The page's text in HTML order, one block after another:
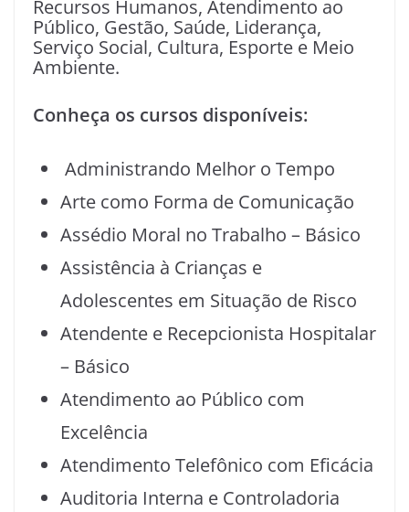
Recursos Humanos, Atendimento ao
Público, Gestão, Saúde, Liderança,
Serviço Social, Cultura, Esporte e Meio
Ambiente.
Conheça os cursos disponíveis:
Administrando Melhor o Tempo
Arte como Forma de Comunicação
Assédio Moral no Trabalho – Básico
Assistência à Crianças e
Adolescentes em Situação de Risco
Atendente e Recepcionista Hospitalar
– Básico
Atendimento ao Público com
Excelência
Atendimento Telefônico com Eficácia
Auditoria Interna e Controladoria